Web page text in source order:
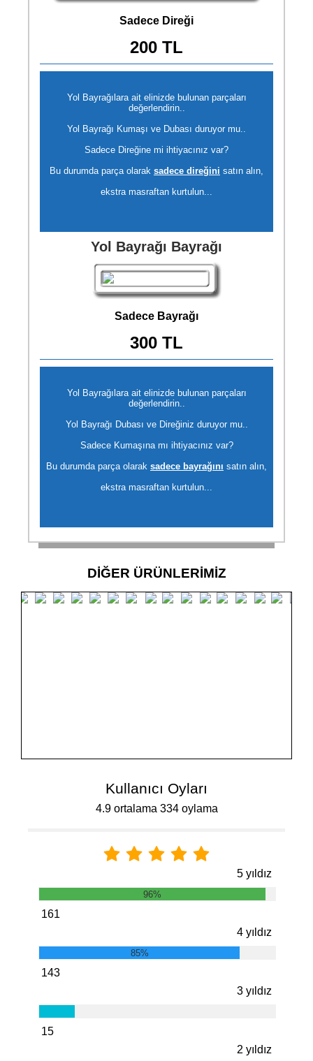
Sadece Direği
200 TL
Yol Bayrağılara ait elinizde bulunan parçaları
değerlendirin..
Yol Bayrağı Kumaşı ve Dubası duruyor mu..
Sadece Direğine mi ihtiyacınız var?
Bu durumda parça olarak sadece direğini satın alın,
ekstra masraftan kurtulun...
Yol Bayrağı Bayrağı
Sadece Bayrağı
300 TL
Yol Bayrağılara ait elinizde bulunan parçaları
değerlendirin..
Yol Bayrağı Dubası ve Direğiniz duruyor mu..
Sadece Kumaşına mı ihtiyacınız var?
Bu durumda parça olarak sadece bayrağını satın alın,
ekstra masraftan kurtulun...
DİĞER ÜRÜNLERİMİZ
Kullanıcı Oyları
4.9 ortalama 334 oylama
5 yıldız
96%
161
4 yıldız
85%
143
3 yıldız
15
2 yıldız